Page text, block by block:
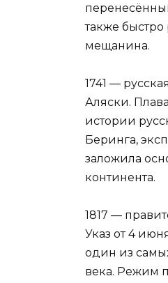
также
мещанина.
1741 —
Аляски.
истории
Беринга,
заложила
континента.
1817 —
Указ от 4
один из
века. Режим